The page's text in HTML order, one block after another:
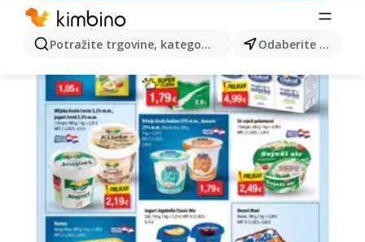
Potražite trgovine, kategorije, proizvode... Odaberite grad